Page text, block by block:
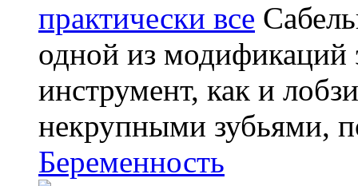
практически все
одной из модификаций
инструмент, как и
некрупными зубьями,
Беременность